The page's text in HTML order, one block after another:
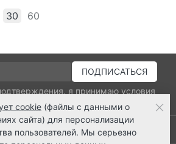
30 60
я принимаю условия
данных
заказов: 52520
cookie (файлы с данными о
сайта) для персонализации
пользователей. Мы серьезно